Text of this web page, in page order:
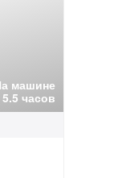
машине
5.5 часов